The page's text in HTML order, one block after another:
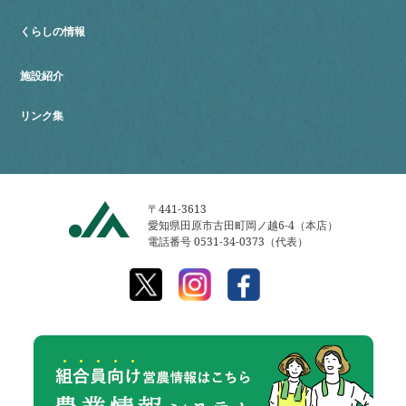
くらしの情報
施設紹介
リンク集
〒441-3613
愛知県田原市古田町岡ノ越6-4（本店）
電話番号 0531-34-0373（代表）